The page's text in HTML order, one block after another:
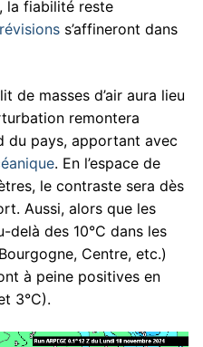
la fiabilité reste
s’affineront dans
de masses d’air aura lieu
remontera
du pays, apportant avec
. En l’espace de
le contraste sera dès
Aussi, alors que les
delà des 10°C dans les
Centre, etc.)
à peine positives en
3°C).